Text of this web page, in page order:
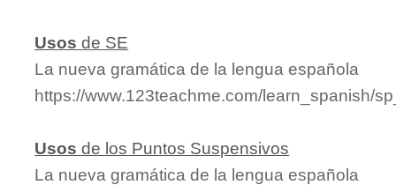
Usos de SE
La nueva gramática de la lengua española
https://www.123teachme.com/learn_spanish/
Usos de los Puntos Suspensivos
La nueva gramática de la lengua española